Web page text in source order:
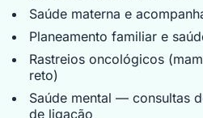
Saúde materna e
Planeamento familiar e
Rastreios oncológicos
reto)
Saúde mental — consultas
de ligação